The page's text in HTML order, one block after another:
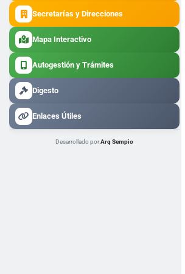
Secretarías y Direcciones
Mapa Interactivo
Autogestión y Trámites
Digesto
Enlaces Útiles
Desarrollado porArq Sempio